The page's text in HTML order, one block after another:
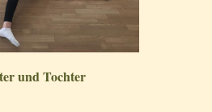
und Tochter